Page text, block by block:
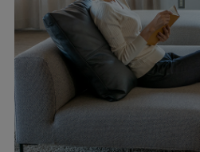
洗濯機で洗えるから毎日
おうちの洗濯機でジャブジャブ洗え